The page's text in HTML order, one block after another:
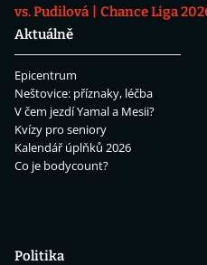
vs. Pudilová
Chance Liga
Aktuálně
Epicentrum
Neštovice: příznaky, léčba
V čem jezdí Yamal a Mesii?
Kvízy pro seniory
Kalendář úplňků 2026
Co je bodycount?
Politika